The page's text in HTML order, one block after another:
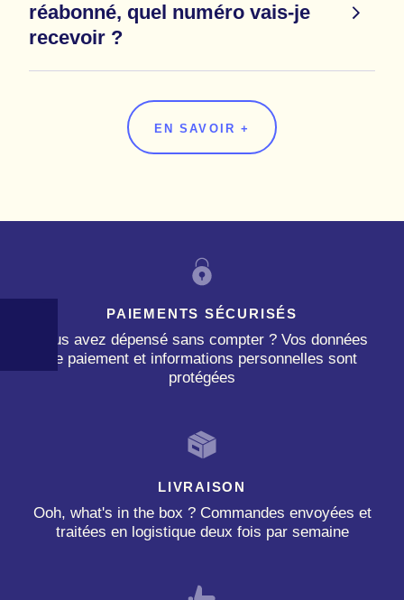
réabonné, quel numéro vais-je
recevoir ?
EN SAVOIR +
PAIEMENTS SÉCURISÉS
Vous avez dépensé sans compter ? Vos données
de paiement et informations personnelles sont
protégées
LIVRAISON
Ooh, what's in the box ? Commandes envoyées et
traitées en logistique deux fois par semaine